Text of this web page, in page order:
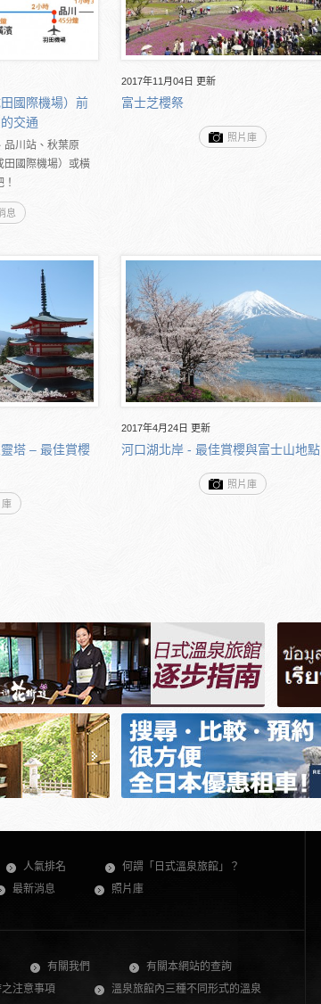
國際機場）前
交通
品川站、秋葉原
田國際機場）或橫
息
2017年11月04日 更新
富士芝櫻祭
照片庫
塔 – 最佳賞櫻
庫
2017年4月24日 更新
河口湖北岸 - 最佳賞櫻與富士山地點
照片庫
人氣排名
何謂「日式溫泉旅館」？
最新消息 照片庫
有關我們
有關本網站的查詢
注意事項 溫泉旅館內三種不同形式的溫泉